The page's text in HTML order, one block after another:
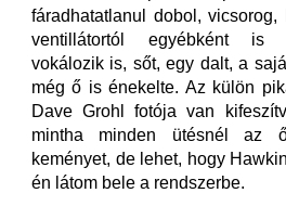
fáradhatatlanul dobol,
ventillátortól egyébként is
vokálozik is, sőt, egy dalt, a
még ő is énekelte. Az külön
Dave Grohl fotója van
mintha minden ütésnél az
keményet, de lehet, hogy
én látom bele a rendszerbe.